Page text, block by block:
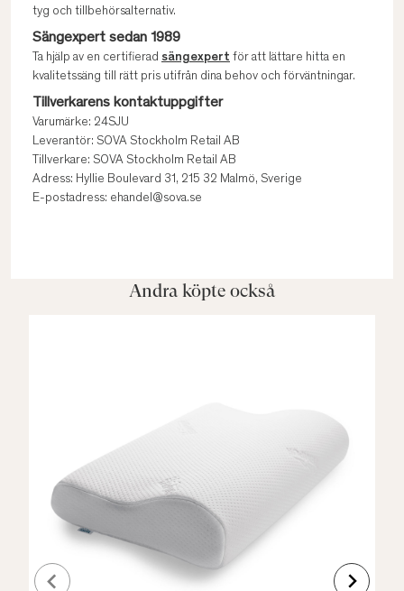
tyg och tillbehörsalternativ.
Sängexpert sedan 1989
Ta hjälp av en certifierad sängexpert för att lättare hitta en
kvalitetssäng till rätt pris utifrån dina behov och förväntningar.
Tillverkarens kontaktuppgifter
Varumärke: 24SJU
Leverantör: SOVA Stockholm Retail AB
Tillverkare: SOVA Stockholm Retail AB
Adress: Hyllie Boulevard 31, 215 32 Malmö, Sverige
E-postadress: ehandel@sova.se
Andra köpte också